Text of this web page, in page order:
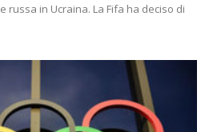
russa in Ucraina. La Fifa ha deciso di